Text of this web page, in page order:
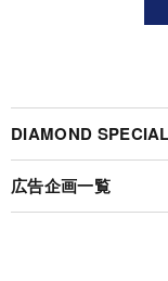
DIAMOND
広告企画一覧